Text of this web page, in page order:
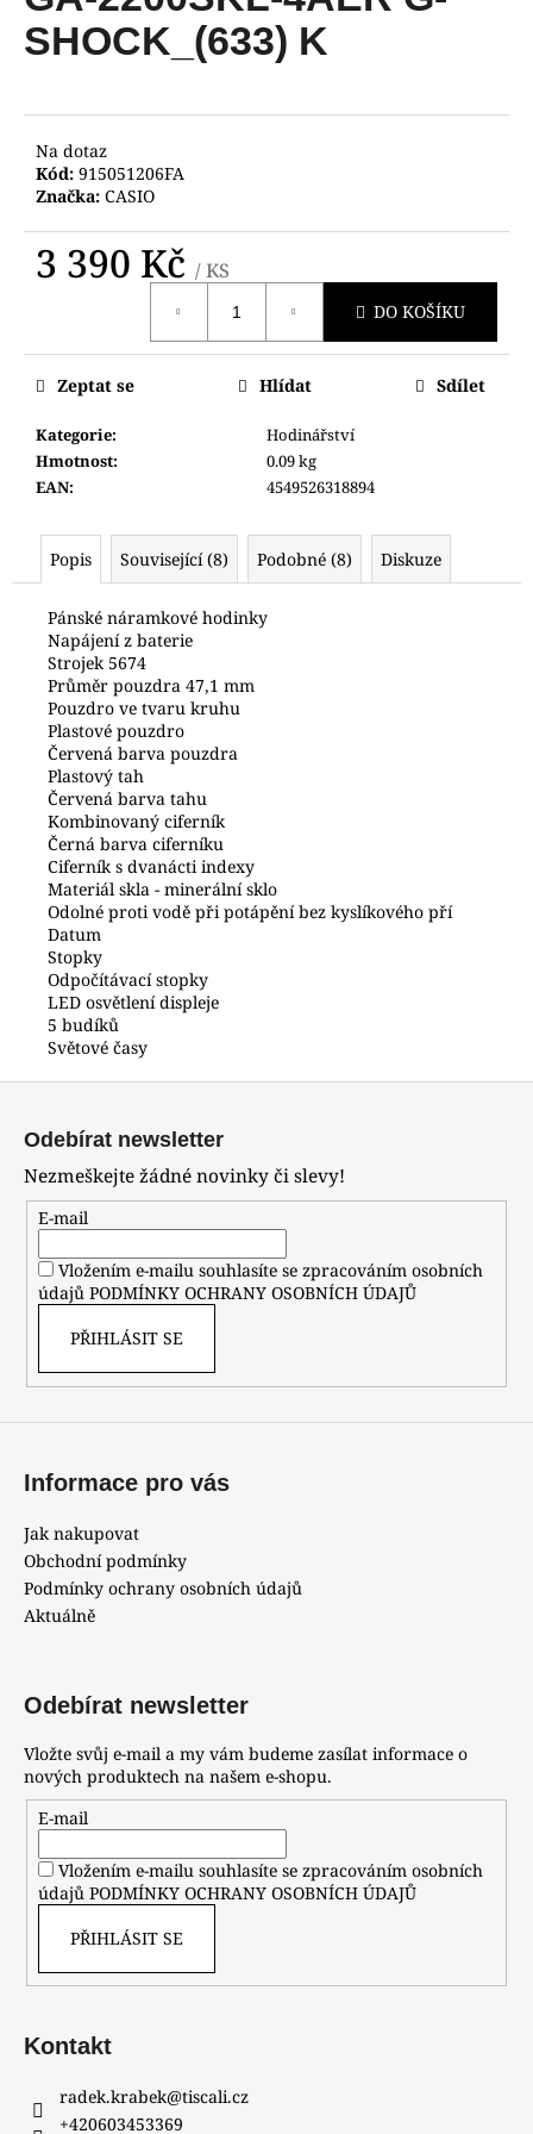
0,0
z
SHOCK_(633) K
Na dotaz
Kód: 915051206FA
Značka: CASIO
3 390 Kč / KS
DO KOŠÍKU
Kategorie:
Hodinářství
Hmotnost:
0.09 kg
EAN: 4549526318894
Zeptat se Hlídat Sdílet
Popis Související (8) Podobné (8) Diskuze
Pánské náramkové hodinky
Napájení z baterie
Strojek 5674
Průměr pouzdra 47,1 mm
Pouzdro ve tvaru kruhu
Plastové pouzdro
Červená barva pouzdra
Plastový tah
Červená barva tahu
Kombinovaný ciferník
Černá barva ciferníku
Ciferník s dvanácti indexy
Materiál skla - minerální sklo
Odolné proti vodě při potápění bez kyslíkového pří
Datum
Stopky
Odpočítávací stopky
LED osvětlení displeje
5 budíků
Světové časy
a
j
t
?
HLEDAT
D
p
o
j
POLICE
PEWJK2003440
600
Kč
Odebírat newsletter
Nezmeškejte žádné novinky či slevy!
E-mail
Vložením e-mailu souhlasíte se zpracováním osobních
údajů PODMÍNKY OCHRANY OSOBNÍCH ÚDAJŮ
PŘIHLÁSIT SE
Informace pro vás
Jak nakupovat
Obchodní podmínky
Podmínky ochrany osobních údajů
Aktuálně
Odebírat newsletter
Vložte svůj e-mail a my vám budeme zasílat informace o
nových produktech na našem e-shopu.
E-mail
Vložením e-mailu souhlasíte se zpracováním osobních
údajů PODMÍNKY OCHRANY OSOBNÍCH ÚDAJŮ
PŘIHLÁSIT SE
Kontakt
radek.krabek@tiscali.cz
+420603453369